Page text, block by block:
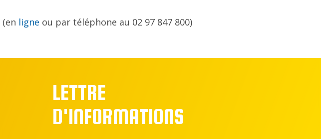
(en ligne ou par téléphone au 02 97 847 800)
LETTRE
D'INFORMATIONS